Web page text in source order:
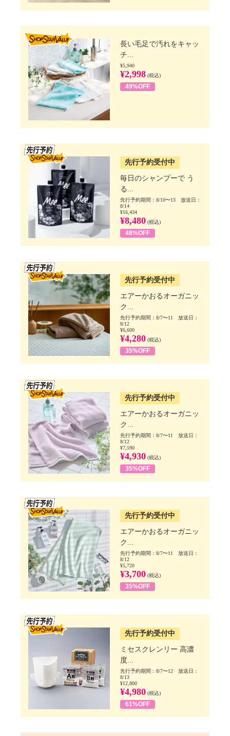
長い毛足で汚れをキャッ
チ...
¥5,940
¥2,998 (税込)
49%OFF
先行予約受付中
毎日のシャンプーで う
る...
先行予約期間：8/10〜13 放送日：
8/14
¥16,434
¥8,480 (税込)
48%OFF
先行予約受付中
エアーかおるオーガニッ
ク...
先行予約期間：8/7〜11 放送日：
8/12
¥6,600
¥4,280 (税込)
35%OFF
先行予約受付中
エアーかおるオーガニッ
ク...
先行予約期間：8/7〜11 放送日：
8/12
¥7,590
¥4,930 (税込)
35%OFF
先行予約受付中
エアーかおるオーガニッ
ク...
先行予約期間：8/7〜11 放送日：
8/12
¥5,720
¥3,700 (税込)
35%OFF
先行予約受付中
ミセスクレンリー 高濃
度...
先行予約期間：8/7〜12 放送日：
8/13
¥12,800
¥4,980 (税込)
61%OFF